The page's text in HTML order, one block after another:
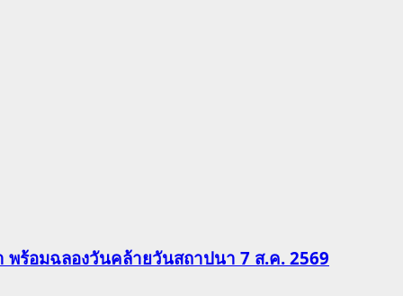
พร้อมฉลองวันคล้ายวันสถาปนา 7 ส.ค. 2569